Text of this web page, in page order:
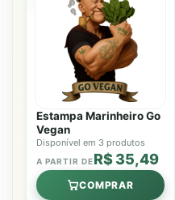
Estampa Marinheiro Go
Vegan
Disponível em 3 produtos
A PARTIR DER$ 35,49
COMPRAR